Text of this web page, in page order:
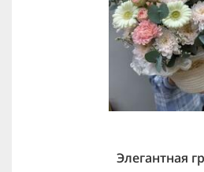
Элегантная